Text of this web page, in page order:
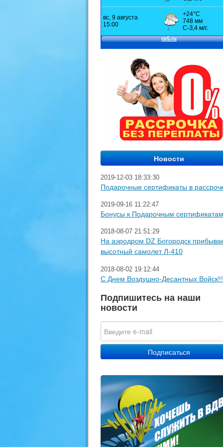
2019-12-03 18:33:30
Подарочные сертификаты в
2019-09-16 11:22:47
Бонусы к Подарочным сертификатам
2018-08-07 21:51:29
На аэродром DZ Богородск
высотный самолет Л-410
2018-08-02 19:12:44
С Днем Воздушно-Десантных
Подпишитесь на наши
новости